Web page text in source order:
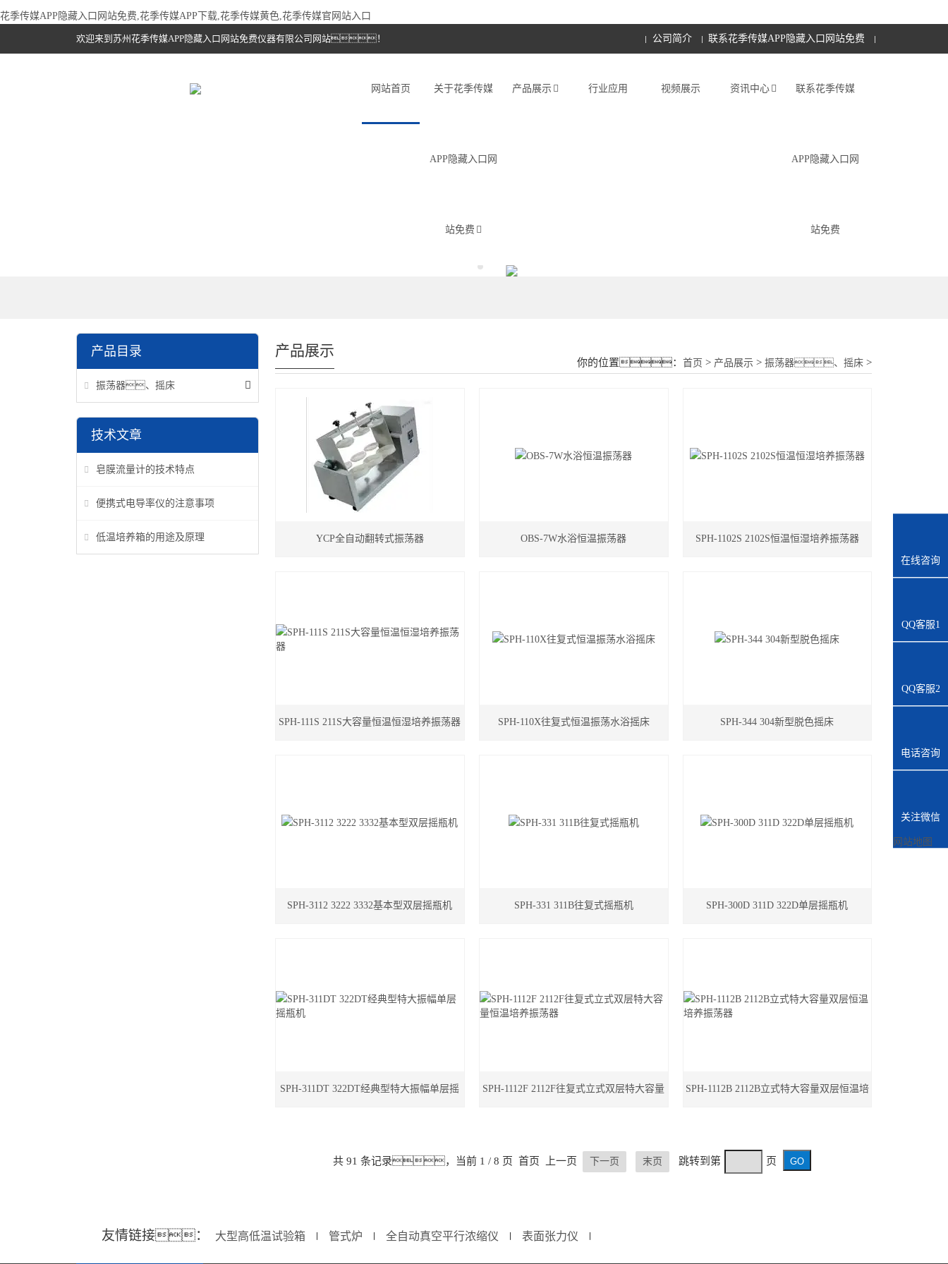
花季传媒APP隐藏入口网站免费,花季传媒APP下载,花季传媒黄色,花季传媒官网站入口
欢迎来到苏州花季传媒APP隐藏入口网站免费仪器有限公司网站！ 公司简介 联系花季传媒APP隐藏入口网站免费
网站首页 关于花季传媒
APP隐藏入口网
站免费
产品展示 行业应用 视频展示 资讯中心 联系花季传媒
APP隐藏入口网
站免费
产品目录
振荡器、摇床
技术文章
皂膜流量计的技术特点
便携式电导率仪的注意事项
低温培养箱的用途及原理
你的位置：首页 > 产品展示 >振荡器、摇床 >
产品展示
YCP全自动翻转式振荡器 OBS-7W水浴恒温振荡器 SPH-1102S 2102S恒温恒湿培养振荡器
SPH-111S 211S大容量恒温恒湿培养振荡器 SPH-110X往复式恒温振荡水浴摇床 SPH-344 304新型脱色摇床
SPH-3112 3222 3332基本型双层摇瓶机 SPH-331 311B往复式摇瓶机 SPH-300D 311D 322D单层摇瓶机
SPH-311DT 322DT经典型特大振幅单层摇 SPH-1112F 2112F往复式立式双层特大容量 SPH-1112B 2112B立式特大容量双层恒温培
共 91 条记录，当前 1 / 8 页 首页 上一页 下一页 末页 跳转到第 页
友情链接： 大型高低温试验箱 管式炉 全自动真空平行浓缩仪 表面张力仪
在线咨询
QQ客服1
QQ客服2
电话咨询
关注微信
网站地图